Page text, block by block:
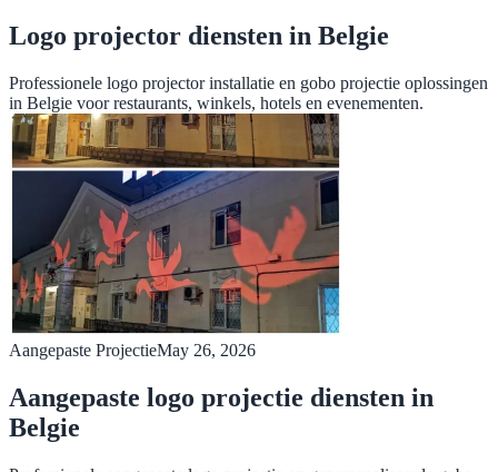
Logo projector diensten in Belgie
Professionele logo projector installatie en gobo projectie oplossingen
in Belgie voor restaurants, winkels, hotels en evenementen.
Aangepaste ProjectieMay 26, 2026
Aangepaste logo projectie diensten in
Belgie